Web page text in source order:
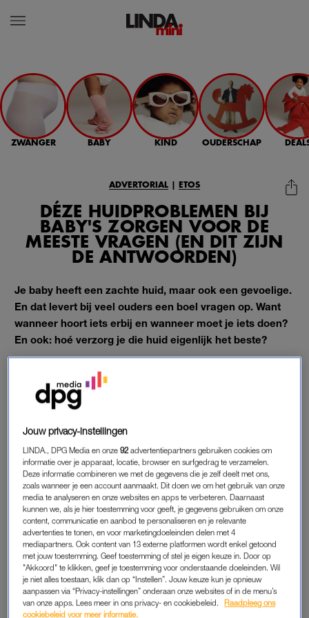
ZWANGER BABY KIND OUDERSCHAP
DÉZE HUIDPROBLEMEN BIJ
BABY'S ZORGEN VOOR DE
MEESTE VRAGEN (EN DIT ZIJN
DE ANTWOORDEN)
ADVERTORIAL ETOS
Je baby heeft een zachte huid, maar ook een gevoelige.
En dat levert bij veel ouders een boel vragen op. Want
wanneer hoort iets erbij en wanneer moet je iets doen?
En ook: hoé verzorg je die huid eigenlijk het beste?
Een beetje extra kennis kan dan geen kwaad. En wij weten
wel een adresje waar ze je kunnen helpen met al die vragen
over de gevoelige babyhuid.
DE GEVOELIGE BABYHUID
Een droge plek op het hoofd, een rode huid in de nekplooien,
uitslag rond de vingers of schrale wangen na een middag in de
zon: toen we ouders viaInstagramvroegen waar ze tegenaan
lopen, bleek vooral één ding. De babyhuid roept een boel
vragen op. We duiken het komende jaar samen met Etos in dit
soort herkenbare vragen van ouders. Deze keer dus: wat kun
je doen als de huid van je baby wel wat extra verzorging kan
gebruiken?
Jouw privacy-instellingen
LINDA., DPG Media en onze92 advertentiepartners gebruiken cookies om
informatie over je apparaat, locatie, browser en surfgedrag te verzamelen.
Deze informatie combineren we met de gegevens die je zelf deelt met ons,
zoals wanneer je een account aanmaakt. Dit doen we om het gebruik van onze
media te analyseren en onze websites en apps te verbeteren. Daarnaast
kunnen we, als je hier toestemming voor geeft, je gegevens gebruiken om onze
content, communicatie en aanbod te personaliseren en je relevante
advertenties te tonen, en voor marketingdoeleinden delen met 4
mediapartners. Ook content van 13 externe platformen wordt enkel getoond
met jouw toestemming. Geef toestemming of stel je eigen keuze in. Door op
"Akkoord" te klikken, geef je toestemming voor onderstaande doeleinden. Wil
je niet alles toestaan, klik dan op “Instellen”. Jouw keuze kun je opnieuw
aanpassen via “Privacy-instellingen” onderaan onze websites of in de menu’s
van onze apps. Lees meer in ons privacy- en cookiebeleid.
Raadpleeg ons
cookiebeleid voor meer informatie.